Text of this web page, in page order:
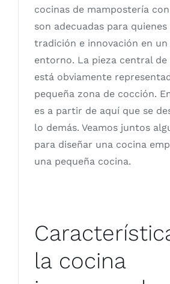
cocinas de mampostería
son adecuadas para quienes
tradición e innovación en un
entorno. La pieza central de
está obviamente
pequeña zona de cocción.
es a partir de aquí que se
lo demás. Veamos juntos
para diseñar una cocina
una pequeña cocina.
la cocina